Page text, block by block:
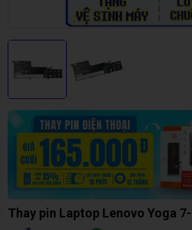
Thay pin Laptop Lenovo Yoga